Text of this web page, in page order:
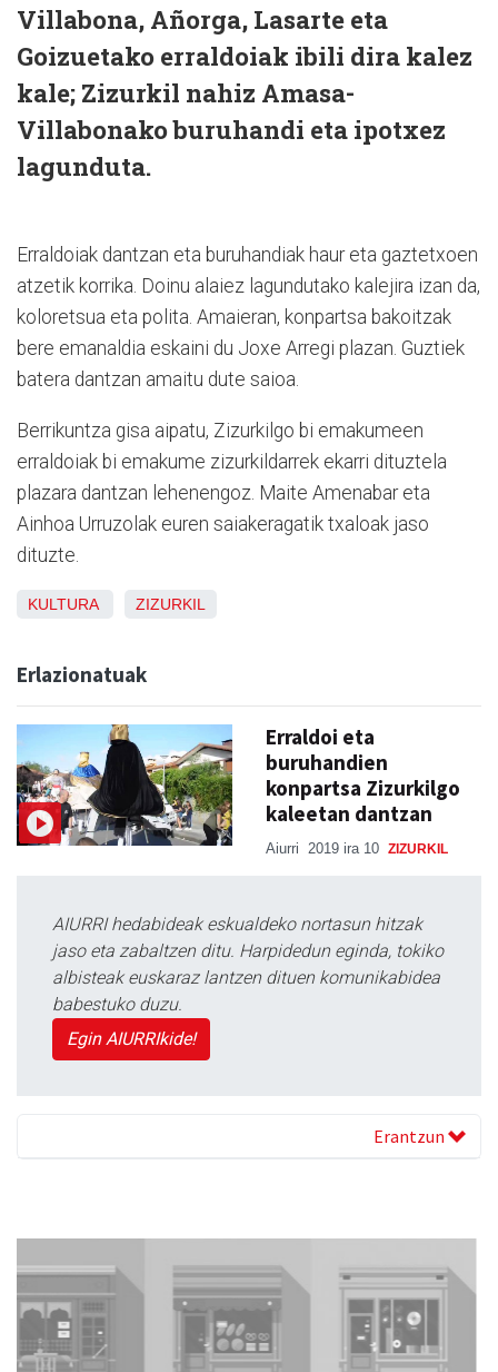
Villabona, Añorga, Lasarte eta
Goizuetako erraldoiak ibili dira kalez
kale; Zizurkil nahiz Amasa-
Villabonako buruhandi eta ipotxez
lagunduta.
Erraldoiak dantzan eta buruhandiak haur eta gaztetxoen
atzetik korrika. Doinu alaiez lagundutako kalejira izan da,
koloretsua eta polita. Amaieran, konpartsa bakoitzak
bere emanaldia eskaini du Joxe Arregi plazan. Guztiek
batera dantzan amaitu dute saioa.
Berrikuntza gisa aipatu, Zizurkilgo bi emakumeen
erraldoiak bi emakume zizurkildarrek ekarri dituztela
plazara dantzan lehenengoz. Maite Amenabar eta
Ainhoa Urruzolak euren saiakeragatik txaloak jaso
dituzte.
KULTURA ZIZURKIL
Erlazionatuak
Erraldoi eta
buruhandien
konpartsa Zizurkilgo
kaleetan dantzan
Aiurri 2019 ira 10 ZIZURKIL
AIURRI hedabideak eskualdeko nortasun hitzak
jaso eta zabaltzen ditu. Harpidedun eginda, tokiko
albisteak euskaraz lantzen dituen komunikabidea
babestuko duzu.
Egin AIURRIkide!
Erantzun